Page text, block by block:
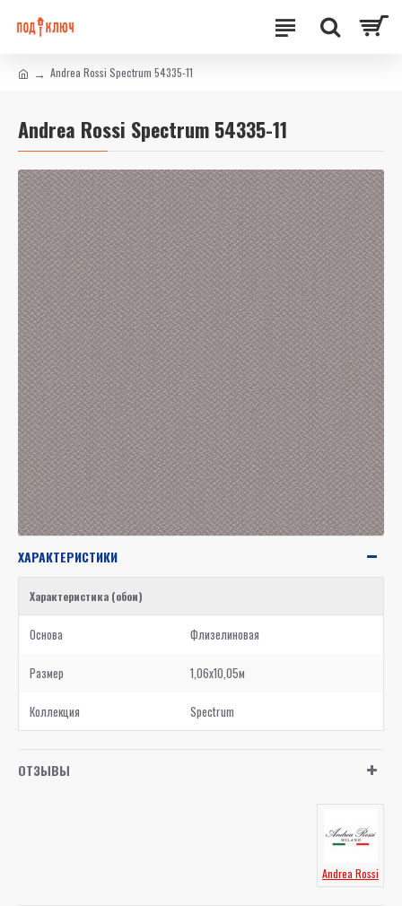
Andrea Rossi Spectrum 54335-11
Andrea Rossi Spectrum 54335-11
ХАРАКТЕРИСТИКИ
Характеристика (обои)
Основа Флизелиновая
Размер 1,06x10,05м
Коллекция Spectrum
ОТЗЫВЫ
Andrea Rossi